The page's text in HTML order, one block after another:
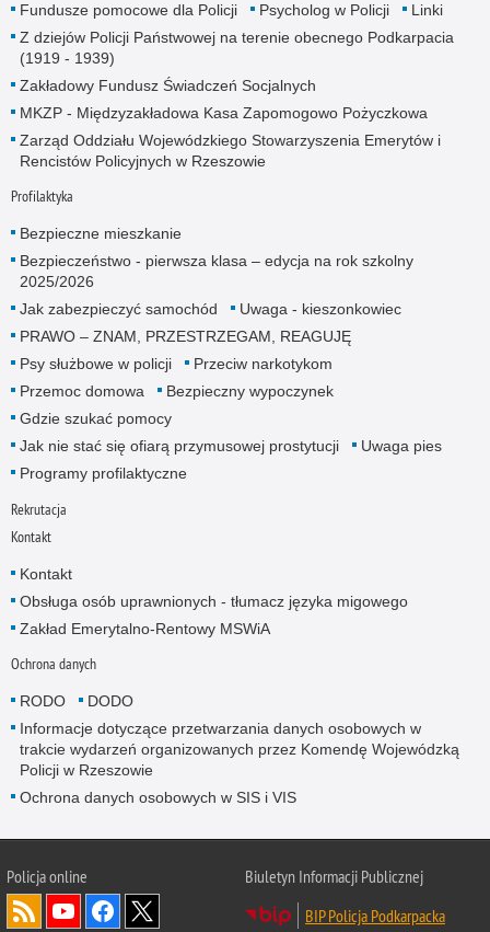
Fundusze pomocowe dla Policji
Psycholog w Policji
Linki
Z dziejów Policji Państwowej na terenie obecnego Podkarpacia
(1919 - 1939)
Zakładowy Fundusz Świadczeń Socjalnych
MKZP - Międzyzakładowa Kasa Zapomogowo Pożyczkowa
Zarząd Oddziału Wojewódzkiego Stowarzyszenia Emerytów i
Rencistów Policyjnych w Rzeszowie
Profilaktyka
Bezpieczne mieszkanie
Bezpieczeństwo - pierwsza klasa – edycja na rok szkolny
2025/2026
Jak zabezpieczyć samochód
Uwaga - kieszonkowiec
PRAWO – ZNAM, PRZESTRZEGAM, REAGUJĘ
Psy służbowe w policji
Przeciw narkotykom
Przemoc domowa
Bezpieczny wypoczynek
Gdzie szukać pomocy
Jak nie stać się ofiarą przymusowej prostytucji
Uwaga pies
Programy profilaktyczne
Rekrutacja
Kontakt
Kontakt
Obsługa osób uprawnionych - tłumacz języka migowego
Zakład Emerytalno-Rentowy MSWiA
Ochrona danych
RODO
DODO
Informacje dotyczące przetwarzania danych osobowych w
trakcie wydarzeń organizowanych przez Komendę Wojewódzką
Policji w Rzeszowie
Ochrona danych osobowych w SIS i VIS
Policja online
Biuletyn Informacji Publicznej
BIP Policja Podkarpacka